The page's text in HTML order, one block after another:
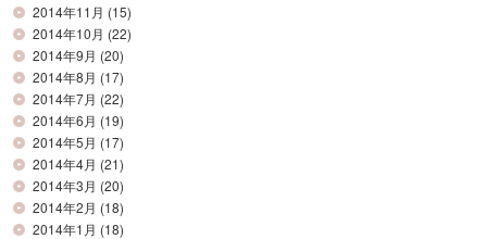
2014年11月 (15)
2014年10月 (22)
2014年9月 (20)
2014年8月 (17)
2014年7月 (22)
2014年6月 (19)
2014年5月 (17)
2014年4月 (21)
2014年3月 (20)
2014年2月 (18)
2014年1月 (18)